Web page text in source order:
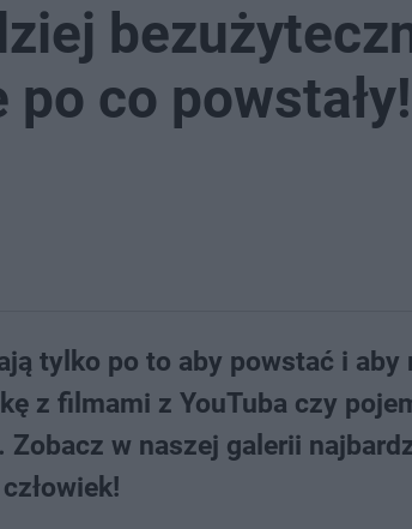
co powstały!
tylko po to aby powstać i
z filmami z YouTuba czy
Zobacz w naszej galerii